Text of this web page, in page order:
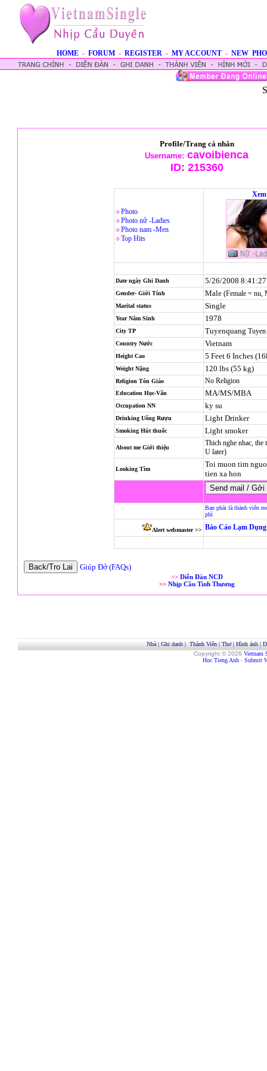
HOME - FORUM - REGISTER - MY ACCOUNT - NEW
Profile/Trang cá nhân
Username: cavoibienca
ID: 215360
Photo
Photo nử -Ladies
Photo nam -Men
Top Hits
Date ngày Ghi Danh 5/26/2008
Gender- Giới Tính Male (Female = nu,
Marital status Single
Year Năm Sinh 1978
City TP Tuyenquang
Country Nước Vietnam
Height Cao 5 Feet 6 Inches
Weight Nặng 120 lbs (55 kg)
Religion Tôn Giáo No Religion
Education Học-Vấn MA/MS/MBA
Occupation NN ky su
Drinking Uống Rượu Light Drinker
Smoking Hút thuốc Light smoker
About me Giới thiệu
Thich nghe nhac, the
U later)
Looking Tìm
Toi muon tim
tien xa hon
Bạn phải là thành viên
phí
Alert webmaster >> Báo Cáo Lạm
Giúp Đở (FAQs)
>> Diễn Đàn NCD
>> Nhịp Cầu Tình Thương
Nhà| Ghi danh| Thành Viên| Thơ| Hình ảnh|
Copyright © 2026 Vietnam
Hoc Tieng Anh - Submit